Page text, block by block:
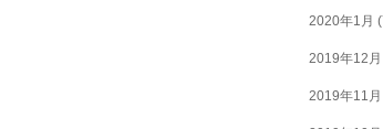
2020年1月
2019年12月
2019年11月